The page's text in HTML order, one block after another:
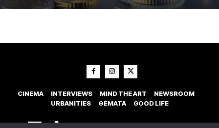
CINEMA INTERVIEWS MIND THE ART
NEWSROOM
URBANITIES
ΘΕΜΑΤΑ GOOD LIFE